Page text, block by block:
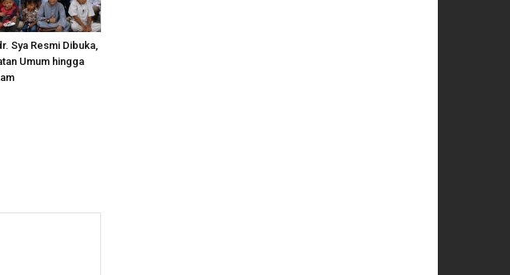
Sya Resmi Dibuka,
Umum hingga